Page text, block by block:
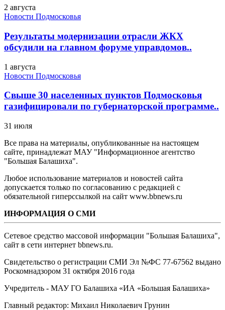
2 августа
Новости Подмосковья
Результаты модернизации отрасли ЖКХ
обсудили на главном форуме управдомов..
1 августа
Новости Подмосковья
Свыше 30 населенных пунктов Подмосковья
газифицировали по губернаторской программе..
31 июля
Все права на материалы, опубликованные на настоящем
сайте, принадлежат МАУ "Информационное агентство
"Большая Балашиха".
Любое использование материалов и новостей сайта
допускается только по согласованию с редакцией с
обязательной гиперссылкой на сайт www.bbnews.ru
ИНФОРМАЦИЯ О СМИ
Сетевое средство массовой информации "Большая Балашиха",
сайт в сети интернет bbnews.ru.
Свидетельство о регистрации СМИ Эл №ФС ‎77-67562 выдано
Роскомнадзором 31 октября 2016 года
Учредитель - МАУ ГО Балашиха «ИА «Большая Балашиха»
Главный редактор: Михаил Николаевич Грунин